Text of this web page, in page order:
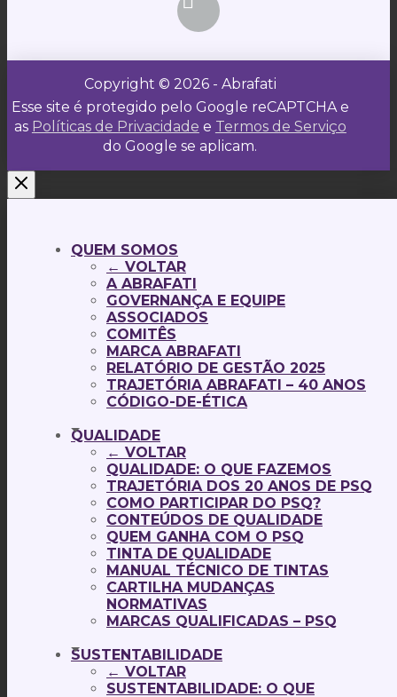
Copyright © 2026 - Abrafati
Esse site é protegido pelo Google reCAPTCHA e
as Políticas de Privacidade e Termos de Serviço
do Google se aplicam.
QUEM SOMOS
← VOLTAR
A ABRAFATI
GOVERNANÇA E EQUIPE
ASSOCIADOS
COMITÊS
MARCA ABRAFATI
RELATÓRIO DE GESTÃO 2025
TRAJETÓRIA ABRAFATI – 40 ANOS
CÓDIGO-DE-ÉTICA
QUALIDADE
← VOLTAR
QUALIDADE: O QUE FAZEMOS
TRAJETÓRIA DOS 20 ANOS DE PSQ
COMO PARTICIPAR DO PSQ?
CONTEÚDOS DE QUALIDADE
QUEM GANHA COM O PSQ
TINTA DE QUALIDADE
MANUAL TÉCNICO DE TINTAS
CARTILHA MUDANÇAS
NORMATIVAS
MARCAS QUALIFICADAS – PSQ
SUSTENTABILIDADE
← VOLTAR
SUSTENTABILIDADE: O QUE